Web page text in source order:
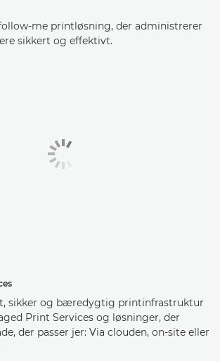
me printløsning, der administrerer
sikkert og effektivt.
sikker og bæredygtig printinfrastruktur
Print Services og løsninger, der
der passer jer: Via clouden, on-site eller